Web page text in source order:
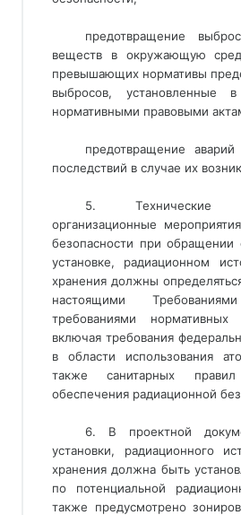
предотвращение
веществ в окружающую
превышающих нормативы
выбросов, установленные
нормативными правовыми
предотвращение
последствий в случае их
5. Технические
организационные
безопасности при
установке, радиационном
хранения должны
настоящими
требованиями нормативных
включая требования
в области использования
также санитарных
обеспечения радиационной
6. В проектной
установки, радиационного
хранения должна быть
по потенциальной
также предусмотрено